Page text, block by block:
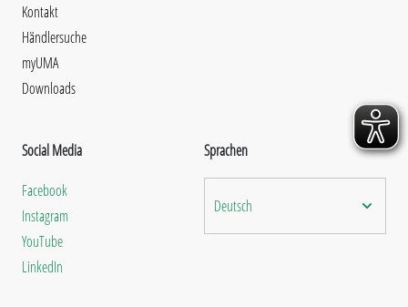
Kontakt
Händlersuche
myUMA
Downloads
Social Media
Facebook
Instagram
YouTube
LinkedIn
Sprachen
Deutsch